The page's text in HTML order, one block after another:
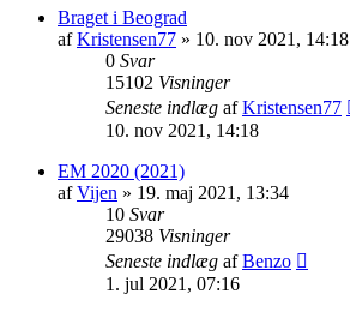
Braget i Beograd
afKristensen77 » 10. nov 2021, 14:18
0 Svar
15102 Visninger
Seneste indlæg afKristensen77
10. nov 2021, 14:18
EM 2020 (2021)
afVijen » 19. maj 2021, 13:34
10 Svar
29038 Visninger
Seneste indlæg afBenzo
1. jul 2021, 07:16